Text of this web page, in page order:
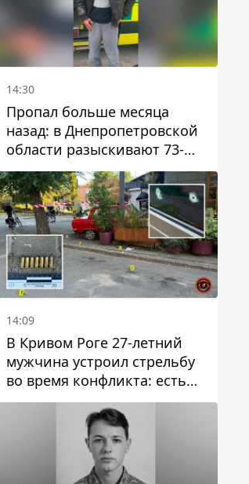
14:30
Пропал больше месяца
назад: в Днепропетровской
области разыскивают 73-
летнего мужчину
14:09
В Кривом Роге 27-летний
мужчина устроил стрельбу
во время конфликта: есть
раненый